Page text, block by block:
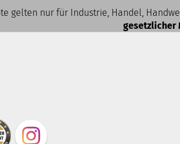
gelten nur für Industrie, Handel,
gesetzlicher